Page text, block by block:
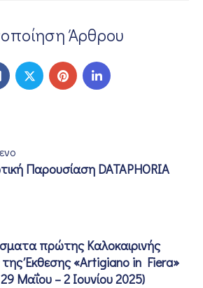
Άρθρου
Παρουσίαση DATAPHORIA
πρώτης Καλοκαιρινής
Έκθεσης «Artigiano in Fiera»
Μαΐου – 2 Ιουνίου 2025)